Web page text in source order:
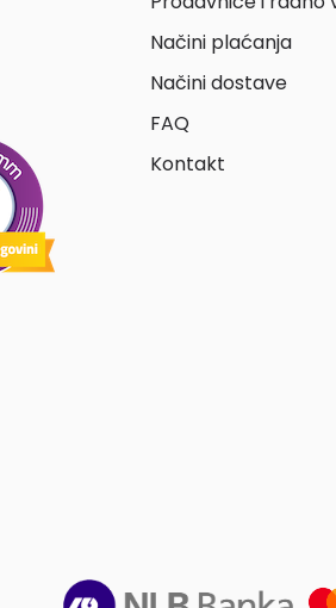
Načini plaćanja
Načini dostave
FAQ
Kontakt